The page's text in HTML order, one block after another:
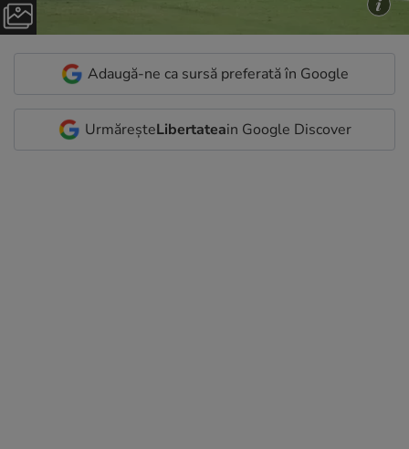
Adaugă-ne ca sursă preferată în Google
UrmăreșteLibertateain Google Discover